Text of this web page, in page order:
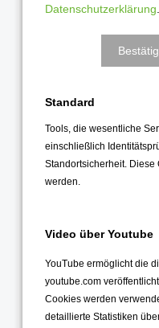
Juni 2024
Februar 2024
Januar 2024
September 2023
August 2023
Datenschutzerklärung
Standard
Tools, die wesentliche
einschließlich
Standortsicherheit.
werden.
Video über Youtube
YouTube ermöglicht die
youtube.com
Cookies werden
detaillierte Statistiken